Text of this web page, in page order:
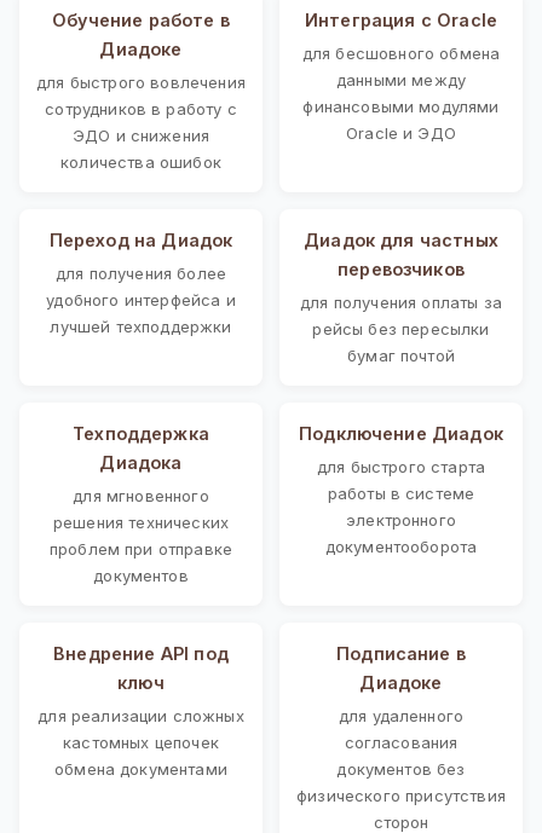
Обучение работе в
Диадоке
для быстрого вовлечения
сотрудников в работу с
ЭДО и снижения
количества ошибок
Интеграция с Oracle
для бесшовного обмена
данными между
финансовыми модулями
Oracle и ЭДО
Переход на Диадок
для получения более
удобного интерфейса и
лучшей техподдержки
Диадок для частных
перевозчиков
для получения оплаты за
рейсы без пересылки
бумаг почтой
Техподдержка
Диадока
для мгновенного
решения технических
проблем при отправке
документов
Подключение Диадок
для быстрого старта
работы в системе
электронного
документооборота
Внедрение API под
ключ
для реализации сложных
кастомных цепочек
обмена документами
Подписание в
Диадоке
для удаленного
согласования
документов без
физического присутствия
сторон